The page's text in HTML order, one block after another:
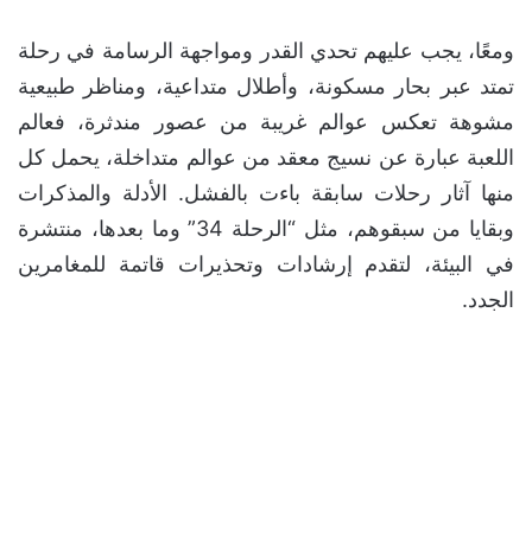
ومعًا، يجب عليهم تحدي القدر ومواجهة الرسامة في رحلة
تمتد عبر بحار مسكونة، وأطلال متداعية، ومناظر طبيعية
مشوهة تعكس عوالم غريبة من عصور مندثرة، فعالم
اللعبة عبارة عن نسيج معقد من عوالم متداخلة، يحمل كل
منها آثار رحلات سابقة باءت بالفشل. الأدلة والمذكرات
وبقايا من سبقوهم، مثل “الرحلة 34” وما بعدها، منتشرة
في البيئة، لتقدم إرشادات وتحذيرات قاتمة للمغامرين
الجدد.